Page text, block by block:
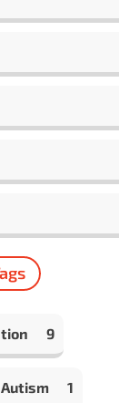
9
Autism 1